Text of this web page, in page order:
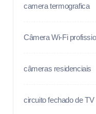
camera termografica
Câmera Wi-Fi
câmeras residenciais
circuito fechado de TV